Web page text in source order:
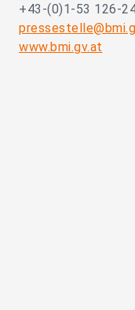
+43-(0)1-53 126-
www.bmi.gv.at